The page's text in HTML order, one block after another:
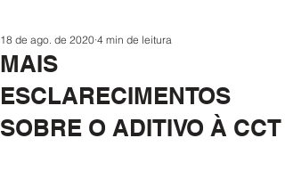
MAIS
ESCLARECIMENTOS
SOBRE O ADITIVO À CCT
18 de ago. de 2020 4 min de leitura